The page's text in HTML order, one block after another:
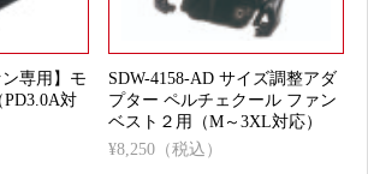
専用】モ
対
SDW-4158-AD サイズ調整アダ
プター ペルチェクール ファン
ベスト２用（M～3XL対応）
¥8,250（税込）